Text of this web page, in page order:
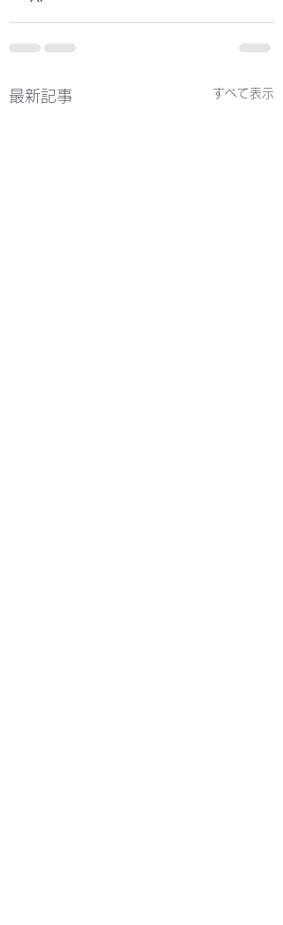
最新記事 すべて表示